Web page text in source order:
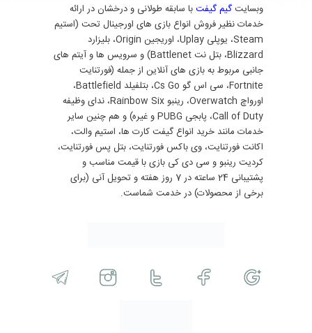
وبسایت گیم گیفتبا سابقه طولانی و درخشان در ارائه
خدمات نظیر فروش انواع بازی های اورجینال تحت (استیم
Steam، یوپلی Uplay، اوریجین Origin، بلیزارد
Blizzard، بتل نت Battlenet) و سرویس ها و آیتم های
جانبی مربوط به بازی های آنلاین از جمله (فورتنایت
Fortnite، سی اس گو Cs Go، بتلفیلد Battlefield،
اورواچ Overwatch، رینبو Rainbow Six، ندای وظیفه
Call of Duty، پابجی PUBG و غیره) و هم چنین سایر
خدمات مانند خرید انواع گیفت کارت ها، استیم والت،
اکانت فورتنایت، وی باکس فورتنایت، بتل پس فورتنایت،
کردیت رینبو و سی دی کی بازی با قیمت مناسب و
پشتیبانی 24 ساعته در 7 روز هفته و تحویل آنی (برای
برخی از محصولات) در خدمت شماست.